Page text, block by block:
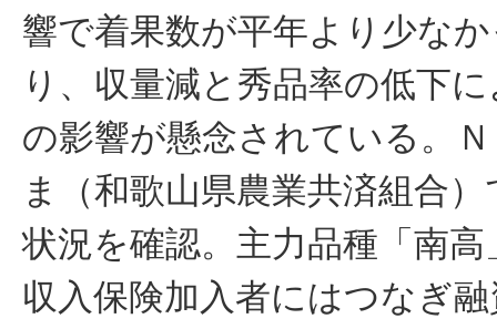
響で着果数が平年より少な
り、収量減と秀品率の低下
の影響が懸念されている。
ま（和歌山県農業共済組合
状況を確認。主力品種「南
収入保険加入者にはつなぎ